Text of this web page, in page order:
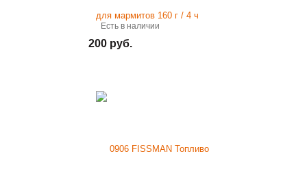
Есть в наличии
200 руб.